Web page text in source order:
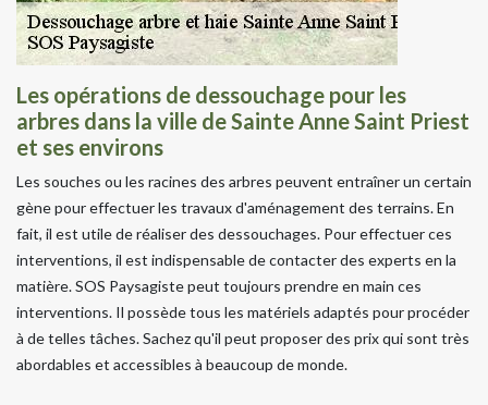
Les opérations de dessouchage pour les
arbres dans la ville de Sainte Anne Saint Priest
et ses environs
Les souches ou les racines des arbres peuvent entraîner un certain
gène pour effectuer les travaux d'aménagement des terrains. En
fait, il est utile de réaliser des dessouchages. Pour effectuer ces
interventions, il est indispensable de contacter des experts en la
matière. SOS Paysagiste peut toujours prendre en main ces
interventions. Il possède tous les matériels adaptés pour procéder
à de telles tâches. Sachez qu'il peut proposer des prix qui sont très
abordables et accessibles à beaucoup de monde.